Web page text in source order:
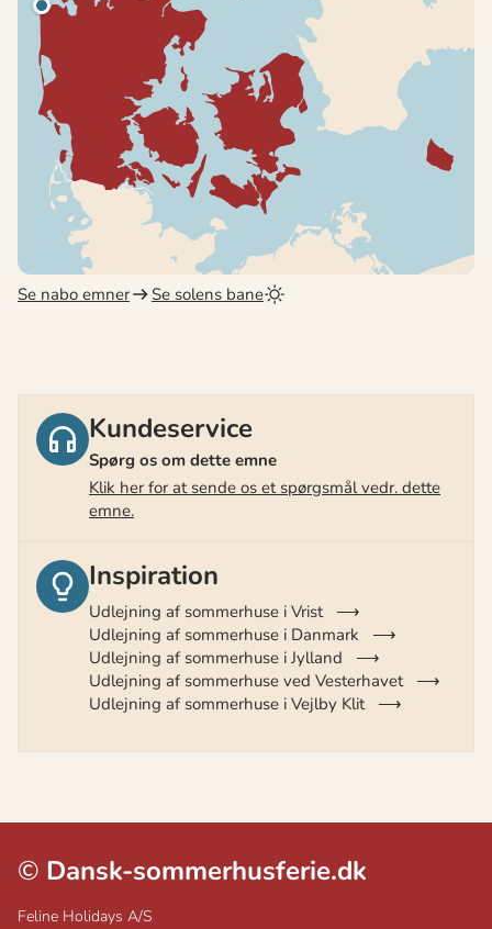
Se nabo emner Se solens bane
Kundeservice
Spørg os om dette emne
Klik her for at sende os et spørgsmål vedr. dette
emne.
Inspiration
Udlejning af sommerhuse i Vrist
Udlejning af sommerhuse i Danmark
Udlejning af sommerhuse i Jylland
Udlejning af sommerhuse ved Vesterhavet
Udlejning af sommerhuse i Vejlby Klit
© Dansk-sommerhusferie.dk
Feline Holidays A/S